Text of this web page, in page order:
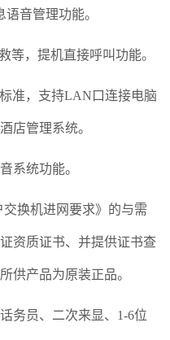
音管理功能。
等，提机直接呼叫功能。
准，支持LAN口连接电脑
店管理系统。
系统功能。
交换机进网要求》的与需
资质证书、并提供证书查
供产品为原装正品。
务员、二次来显、1-6位